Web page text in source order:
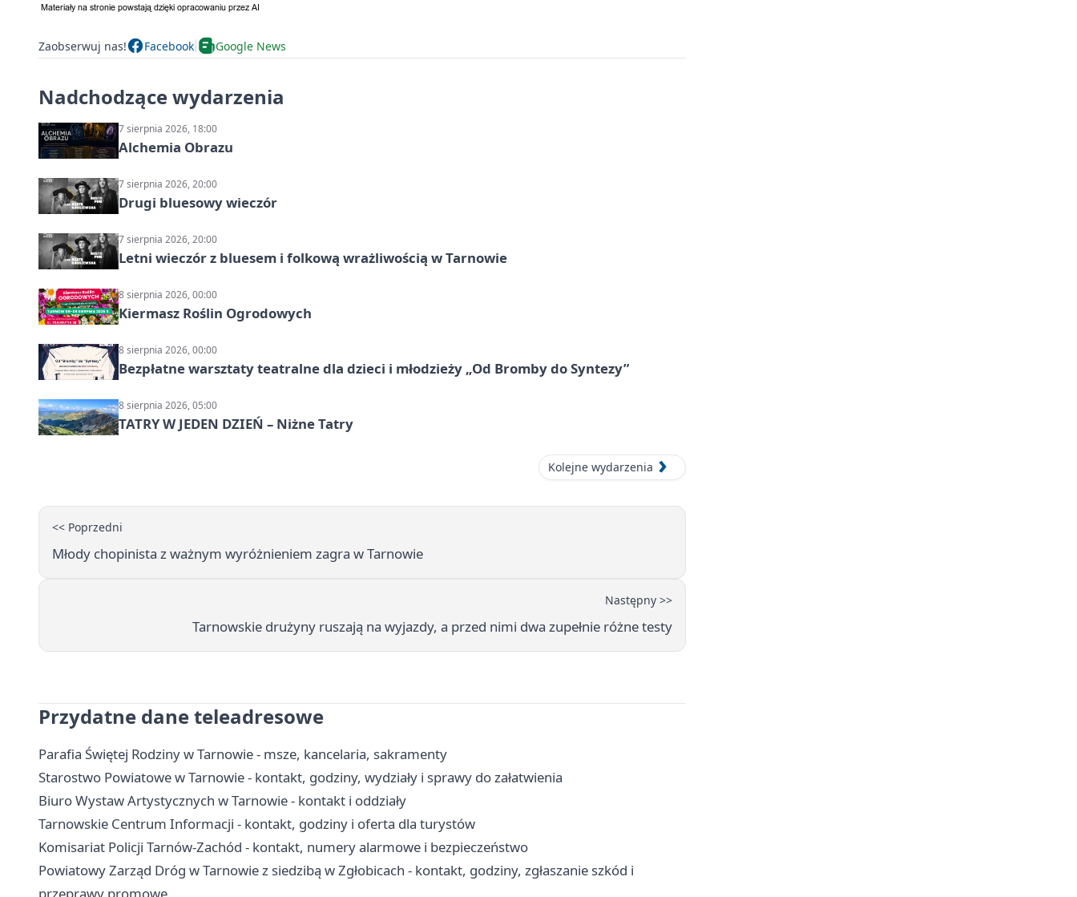
Zaobserwuj nas! Facebook Google News
Nadchodzące wydarzenia
7 sierpnia 2026, 18:00
Alchemia Obrazu
7 sierpnia 2026, 20:00
Drugi bluesowy wieczór
7 sierpnia 2026, 20:00
Letni wieczór z bluesem i folkową wrażliwością w Tarnowie
8 sierpnia 2026, 00:00
Kiermasz Roślin Ogrodowych
8 sierpnia 2026, 00:00
Bezpłatne warsztaty teatralne dla dzieci i młodzieży „Od Bromby do Syntezy”
8 sierpnia 2026, 05:00
TATRY W JEDEN DZIEŃ – Niżne Tatry
Kolejne wydarzenia
<< Poprzedni
Młody chopinista z ważnym wyróżnieniem zagra w Tarnowie
Następny >>
Tarnowskie drużyny ruszają na wyjazdy, a przed nimi dwa zupełnie różne testy
Przydatne dane teleadresowe
Parafia Świętej Rodziny w Tarnowie - msze, kancelaria, sakramenty
Starostwo Powiatowe w Tarnowie - kontakt, godziny, wydziały i sprawy do załatwienia
Biuro Wystaw Artystycznych w Tarnowie - kontakt i oddziały
Tarnowskie Centrum Informacji - kontakt, godziny i oferta dla turystów
Komisariat Policji Tarnów-Zachód - kontakt, numery alarmowe i bezpieczeństwo
Powiatowy Zarząd Dróg w Tarnowie z siedzibą w Zgłobicach - kontakt, godziny, zgłaszanie szkód i